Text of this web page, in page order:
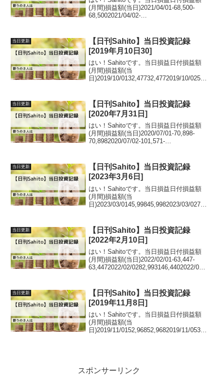
(月間)損益額(当日)2021/04/01-68,500-
68,5002021/04/02-
当日更新
【日刊Sahito】当日投資記録
[2019年月10日30]
はい！Sahitoです。当日損益日付損益額
(月間)損益額(当
日)2019/10/0132,47732,4772019/10/0254,
当日更新
【日刊Sahito】当日投資記録
[2020年7月31日]
はい！Sahitoです。当日損益日付損益額
(月間)損益額(当日)2020/07/01-70,898-
70,8982020/07/02-101,571-
当日更新
【日刊Sahito】当日投資記録
[2023年3月6日]
はい！Sahitoです。当日損益日付損益額
(月間)損益額(当
日)2023/03/0145,99845,9982023/03/0270,
当日更新
【日刊Sahito】当日投資記録
[2022年2月10日]
はい！Sahitoです。当日損益日付損益額
(月間)損益額(当日)2022/02/01-63,447-
63,4472022/02/0282,993146,4402022/02/
当日更新
【日刊Sahito】当日投資記録
[2019年11月8日]
はい！Sahitoです。当日損益日付損益額
(月間)損益額(当
日)2019/11/0152,96852,9682019/11/053,9
スポンサーリンク